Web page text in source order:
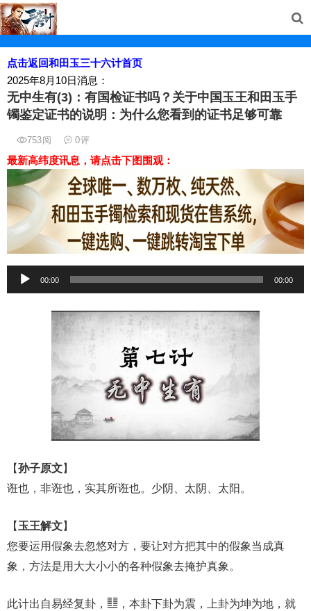
点击返回和田玉三十六计首页
2025年8月10日消息：
无中生有(3)：有国检证书吗？关于中国玉王和田玉手
镯鉴定证书的说明：为什么您看到的证书足够可靠
753阅 0评
最新高纬度讯息，请点击下图围观：
频
00:00 00:00
【孙子原文】
诳也，非诳也，实其所诳也。少阴、太阴、太阳。
【 玉王解文】
您要运用假象去忽悠对方，要让对方把其中的假象当成真
象，方法是用大大小小的各种假象去掩护真象。
此计出自易经复卦，䷗，本卦下卦为震，上卦为坤为地，就